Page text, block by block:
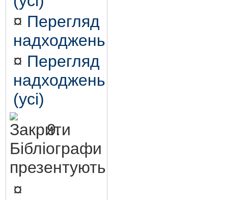
¤ Перегляд
надходжень
¤ Перегляд
надходжень
(усі)
9.
Бібліографи
презентують
¤